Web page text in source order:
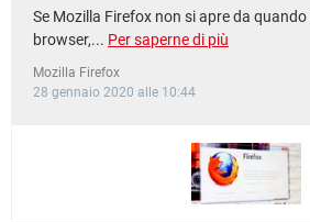
HARDWARE
TIKTOK
HARDWARE
iOS
INSTAGRAM
TIKTOK
INTRATTENIMENTO
iOS
Se Mozilla Firefox non si apre da
browser,... Per saperne di più
Mozilla Firefox
28 gennaio 2020 alle 10:44